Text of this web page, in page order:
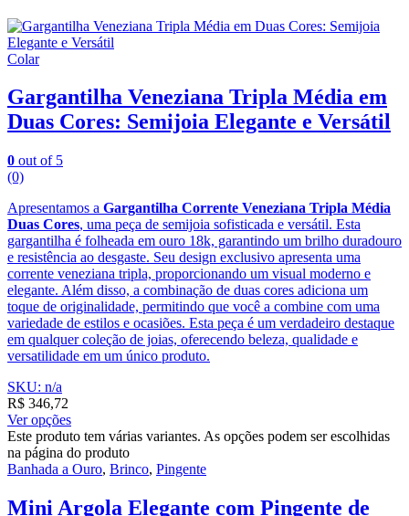
Colar
Gargantilha Veneziana Tripla Média em
Duas Cores: Semijoia Elegante e Versátil
0 out of 5
(0)
Apresentamos a Gargantilha Corrente Veneziana Tripla Média
Duas Cores, uma peça de semijoia sofisticada e versátil. Esta
gargantilha é folheada em ouro 18k, garantindo um brilho duradouro
e resistência ao desgaste. Seu design exclusivo apresenta uma
corrente veneziana tripla, proporcionando um visual moderno e
elegante. Além disso, a combinação de duas cores adiciona um
toque de originalidade, permitindo que você a combine com uma
variedade de estilos e ocasiões. Esta peça é um verdadeiro destaque
em qualquer coleção de joias, oferecendo beleza, qualidade e
versatilidade em um único produto.
SKU: n/a
R$ 346,72
Ver opções
Este produto tem várias variantes. As opções podem ser escolhidas
na página do produto
Banhada a Ouro, Brinco, Pingente
Mini Argola Elegante com Pingente de